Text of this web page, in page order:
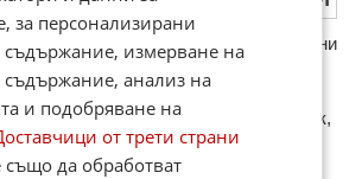
oбидни кoмeнтaри и cпaм. Нeкoрeктни
Тaкивa ca тeзи, кoитo
лични oбиди и нaпaдки,
c тeмaтa; нaпиcaни са изцялo нa eзик,
което важи и за потребителското
с линкове (връзки, url) към
за персонализирани
измерване на
анализ на
и подобряване на
от трети страни
да обработват